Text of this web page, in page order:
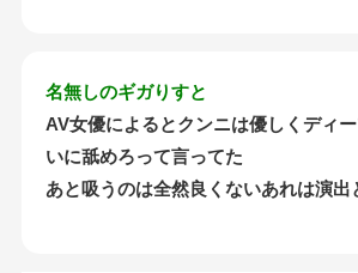
名無しのギガりすと
AV女優によるとクンニは優しくディ
いに舐めろって言ってた
あと吸うのは全然良くないあれは演出